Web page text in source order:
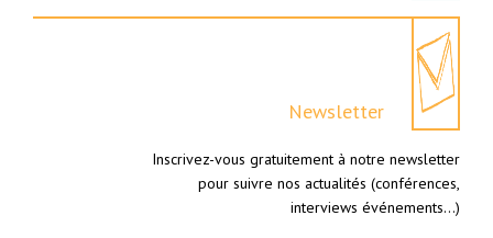
Newsletter
Inscrivez-vous gratuitement à notre newsletter
pour suivre nos actualités (conférences,
interviews événements…)